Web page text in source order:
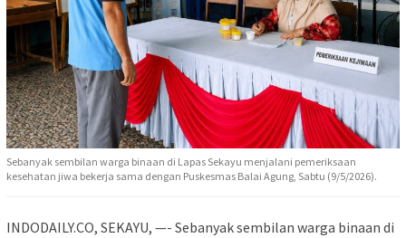
Sebanyak sembilan warga binaan di Lapas Sekayu menjalani pemeriksaan
kesehatan jiwa bekerja sama dengan Puskesmas Balai Agung, Sabtu (9/5/2026).
INDODAILY.CO, SEKAYU, —- Sebanyak sembilan warga binaan di